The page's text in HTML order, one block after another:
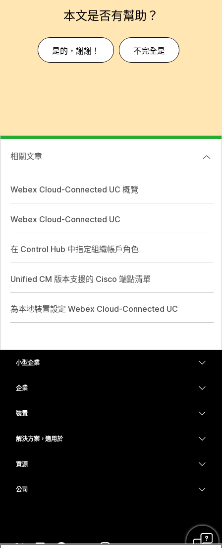
本文是否有幫助？
是的，謝謝！ 不完全是
相關文章
Webex Cloud-Connected UC 概覽
Webex Cloud-Connected UC
在 Control Hub 中指定組織帳戶角色
Unified CM 版本支援的 Cisco 端點清單
為本地裝置設定 Webex Cloud-Connected UC
小型企業
企業
Contact Center
裝置
解決方案，適用於
資源
公司
聯絡銷售人員